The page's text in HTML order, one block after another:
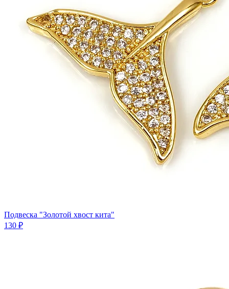
Подвеска "Золотой хвост кита"
130 ₽